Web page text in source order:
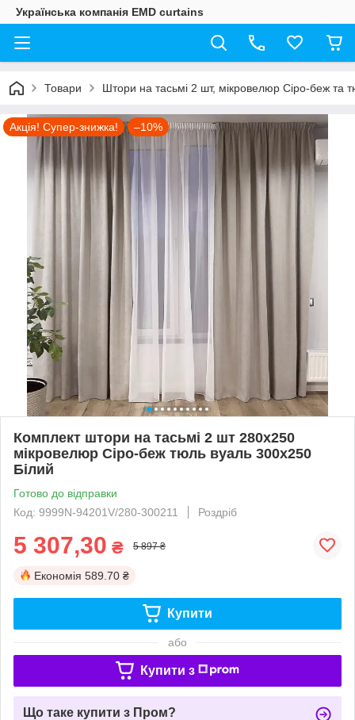
Українська компанія EMD curtains
Товари Штори на тасьмі 2 шт, мікровелюр Сіро-беж та
Акція! Супер-знижка! –10%
Комплект штори на тасьмі 2 шт 280х250
мікровелюр Сіро-беж тюль вуаль 300х250
Білий
Готово до відправки
Код: 9999N-94201V/280-300211
Роздріб
5 307,30 ₴ 5 897 ₴
Економія 589.70 ₴
Купити
або
Купити з
Що таке купити з Пром?